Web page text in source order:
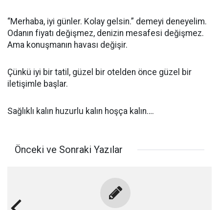
“Merhaba, iyi günler. Kolay gelsin.” demeyi deneyelim.
Odanın fiyatı değişmez, denizin mesafesi değişmez.
Ama konuşmanın havası değişir.
Çünkü iyi bir tatil, güzel bir otelden önce güzel bir
iletişimle başlar.
Sağlıklı kalın huzurlu kalın hoşça kalın….
Önceki ve Sonraki Yazılar